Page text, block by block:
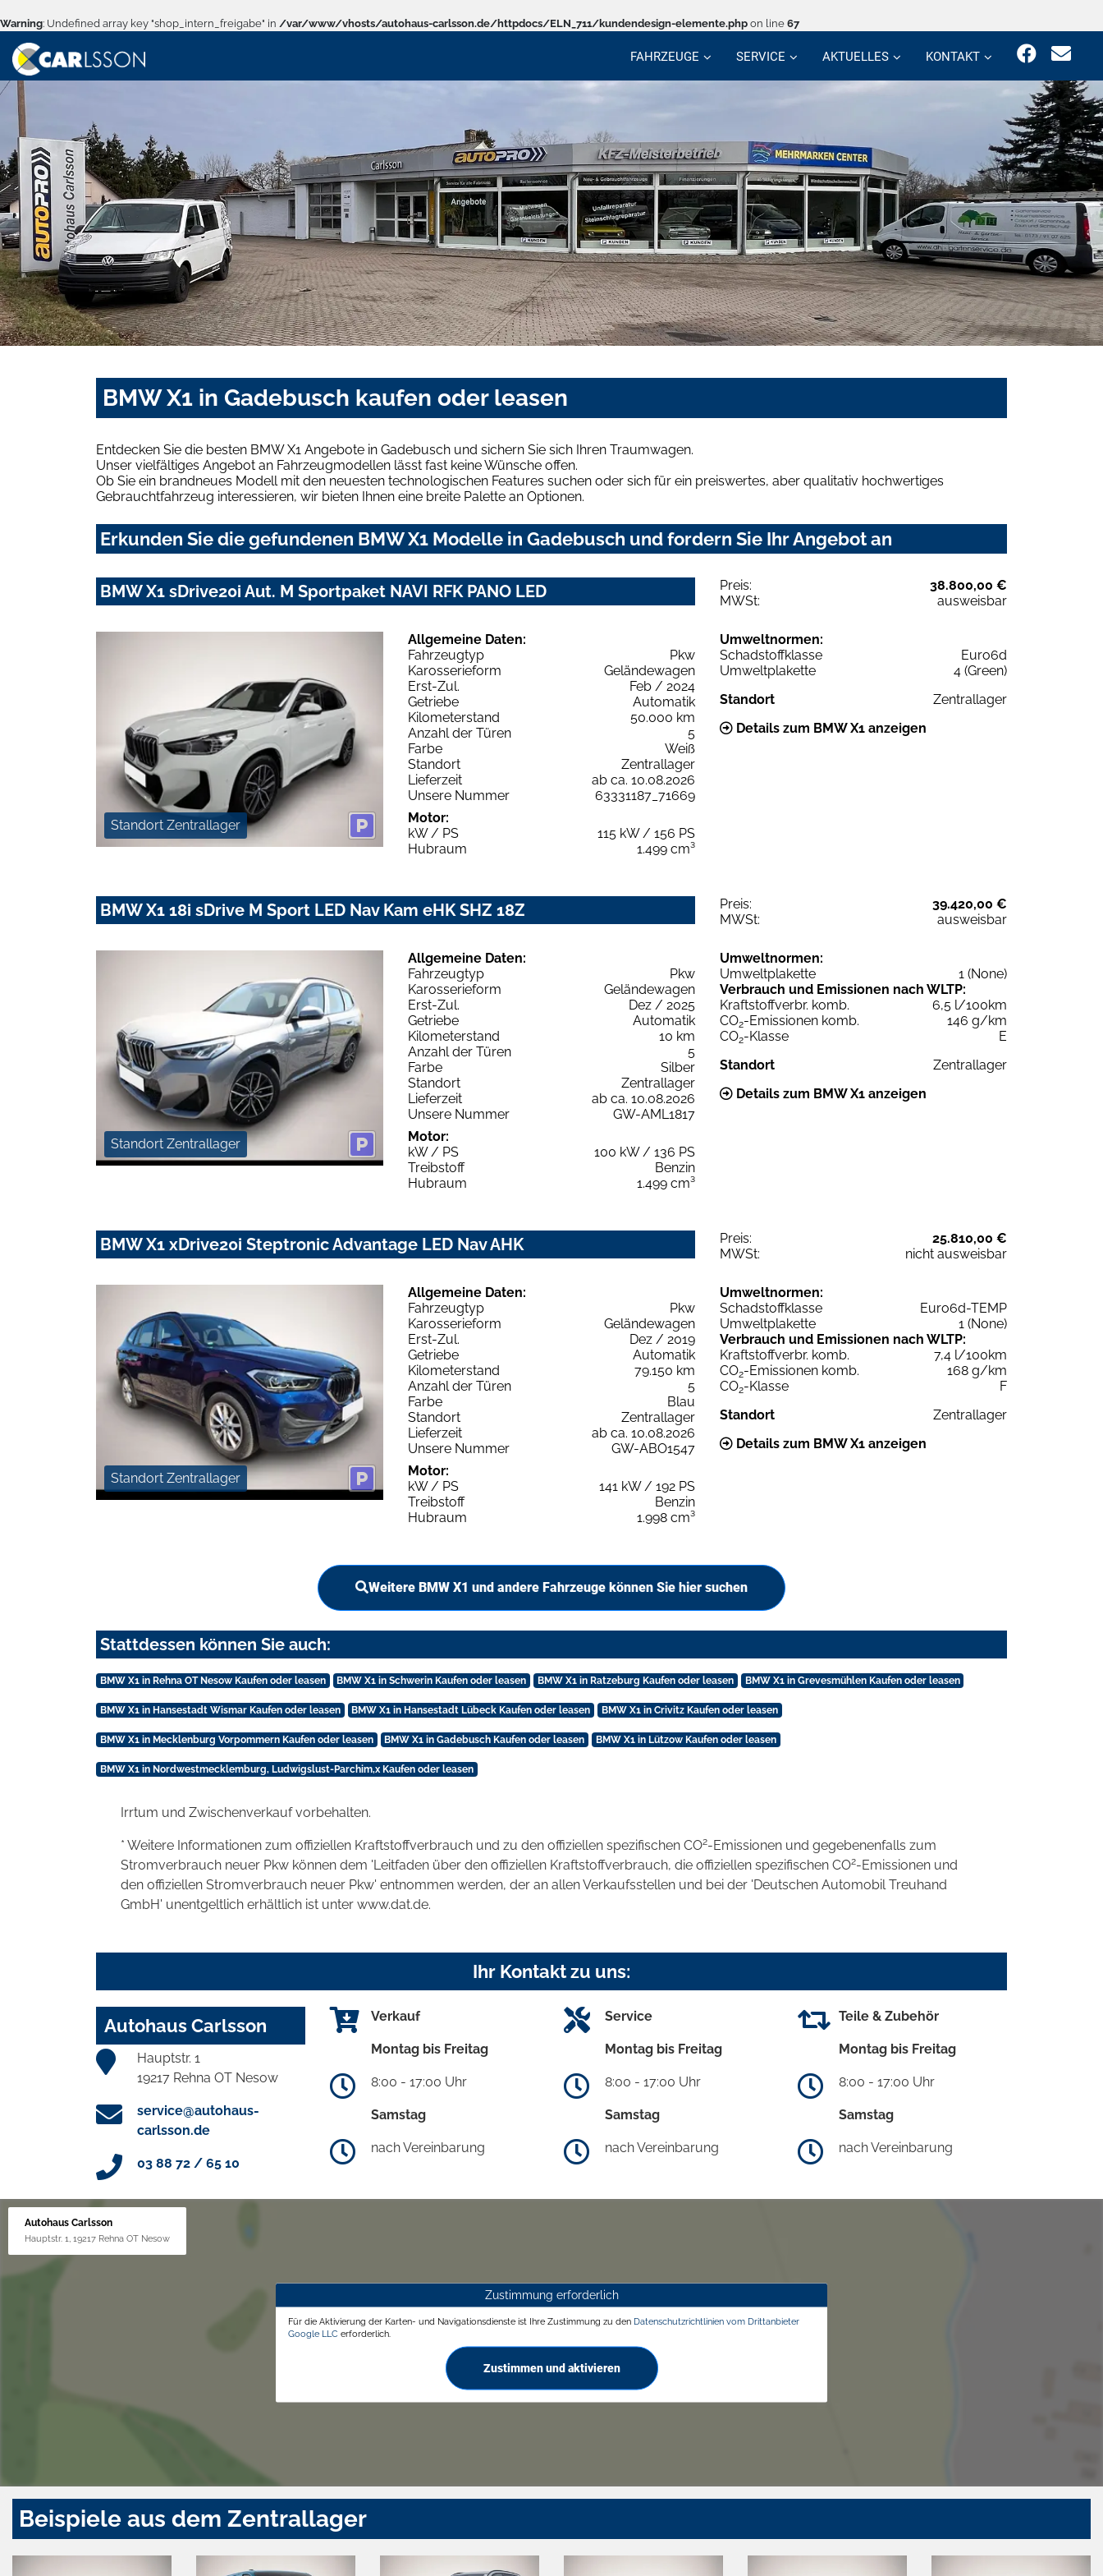
Warning: Undefined array key "shop_intern_freigabe" in /var/www/vhosts/autohaus-carlsson.de/httpdocs/ELN_711/kundendesign-elemente.php on line 67
FAHRZEUGE SERVICE AKTUELLES KONTAKT
BMW X1 in Gadebusch kaufen oder leasen
Entdecken Sie die besten BMW X1 Angebote in Gadebusch und sichern Sie sich Ihren Traumwagen.
Unser vielfältiges Angebot an Fahrzeugmodellen lässt fast keine Wünsche offen.
Ob Sie ein brandneues Modell mit den neuesten technologischen Features suchen oder sich für ein preiswertes, aber qualitativ hochwertiges
Gebrauchtfahrzeug interessieren, wir bieten Ihnen eine breite Palette an Optionen.
Erkunden Sie die gefundenen BMW X1 Modelle in Gadebusch und fordern Sie Ihr Angebot an
BMW X1 sDrive20i Aut. M Sportpaket NAVI RFK PANO LED Preis:
38.800,00 €
MWSt:
ausweisbar
Standort Zentrallager
Allgemeine Daten:
Fahrzeugtyp
Pkw
Karosserieform
Geländewagen
Erst-Zul.
Feb / 2024
Getriebe
Automatik
Kilometerstand
50.000 km
Anzahl der Türen
5
Farbe
Weiß
Standort
Zentrallager
Lieferzeit
ab ca. 10.08.2026
Unsere Nummer
63331187_71669
Motor:
kW / PS
115 kW / 156 PS
Hubraum
1.499 cm³
Umweltnormen:
Schadstoffklasse
Euro6d
Umweltplakette
4 (Green)
Standort
Zentrallager
Details zum BMW X1 anzeigen
BMW X1 18i sDrive M Sport LED Nav Kam eHK SHZ 18Z Preis:
39.420,00 €
MWSt:
ausweisbar
Standort Zentrallager
Allgemeine Daten:
Fahrzeugtyp
Pkw
Karosserieform
Geländewagen
Erst-Zul.
Dez / 2025
Getriebe
Automatik
Kilometerstand
10 km
Anzahl der Türen
5
Farbe
Silber
Standort
Zentrallager
Lieferzeit
ab ca. 10.08.2026
Unsere Nummer
GW-AML1817
Motor:
kW / PS
100 kW / 136 PS
Treibstoff
Benzin
Hubraum
1.499 cm³
Umweltnormen:
Umweltplakette
1 (None)
Verbrauch und Emissionen nach WLTP:
Kraftstoffverbr. komb.
6,5 l/100km
CO2-Emissionen komb.
146 g/km
CO2-Klasse
E
Standort
Zentrallager
Details zum BMW X1 anzeigen
BMW X1 xDrive20i Steptronic Advantage LED Nav AHK Preis:
25.810,00 €
MWSt:
nicht ausweisbar
Standort Zentrallager
Allgemeine Daten:
Fahrzeugtyp
Pkw
Karosserieform
Geländewagen
Erst-Zul.
Dez / 2019
Getriebe
Automatik
Kilometerstand
79.150 km
Anzahl der Türen
5
Farbe
Blau
Standort
Zentrallager
Lieferzeit
ab ca. 10.08.2026
Unsere Nummer
GW-ABO1547
Motor:
kW / PS
141 kW / 192 PS
Treibstoff
Benzin
Hubraum
1.998 cm³
Umweltnormen:
Schadstoffklasse
Euro6d-TEMP
Umweltplakette
1 (None)
Verbrauch und Emissionen nach WLTP:
Kraftstoffverbr. komb.
7,4 l/100km
CO2-Emissionen komb.
168 g/km
CO2-Klasse
F
Standort
Zentrallager
Details zum BMW X1 anzeigen
Weitere BMW X1 und andere Fahrzeuge können Sie hier suchen
Stattdessen können Sie auch:
BMW X1 in Rehna OT Nesow Kaufen oder leasen BMW X1 in Schwerin Kaufen oder leasen BMW X1 in Ratzeburg Kaufen oder leasen BMW X1 in Grevesmühlen Kaufen oder leasen
BMW X1 in Hansestadt Wismar Kaufen oder leasen BMW X1 in Hansestadt Lübeck Kaufen oder leasen BMW X1 in Crivitz Kaufen oder leasen
BMW X1 in Mecklenburg Vorpommern Kaufen oder leasen BMW X1 in Gadebusch Kaufen oder leasen BMW X1 in Lützow Kaufen oder leasen
BMW X1 in Nordwestmecklemburg, Ludwigslust-Parchim,x Kaufen oder leasen
Irrtum und Zwischenverkauf vorbehalten.
* Weitere Informationen zum offiziellen Kraftstoffverbrauch und zu den offiziellen spezifischen CO2-Emissionen und gegebenenfalls zum
Stromverbrauch neuer Pkw können dem 'Leitfaden über den offiziellen Kraftstoffverbrauch, die offiziellen spezifischen CO2-Emissionen und
den offiziellen Stromverbrauch neuer Pkw' entnommen werden, der an allen Verkaufsstellen und bei der 'Deutschen Automobil Treuhand
GmbH' unentgeltlich erhältlich ist unter www.dat.de.
Ihr Kontakt zu uns:
Autohaus Carlsson
Hauptstr. 1
19217 Rehna OT Nesow
service@autohaus-
carlsson.de
03 88 72 / 65 10
Verkauf
Montag bis Freitag
8:00 - 17:00 Uhr
Samstag
nach Vereinbarung
Service
Montag bis Freitag
8:00 - 17:00 Uhr
Samstag
nach Vereinbarung
Teile & Zubehör
Montag bis Freitag
8:00 - 17:00 Uhr
Samstag
nach Vereinbarung
Autohaus Carlsson
Hauptstr. 1, 19217 Rehna OT Nesow
Zustimmung erforderlich
Für die Aktivierung der Karten- und Navigationsdienste ist Ihre Zustimmung zu den Datenschutzrichtlinien vom Drittanbieter
Google LLC erforderlich.
Zustimmen und aktivieren
Beispiele aus dem Zentrallager